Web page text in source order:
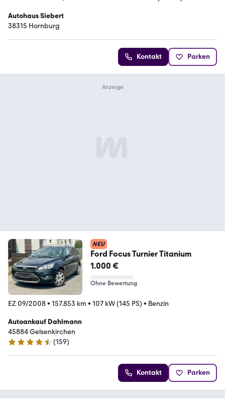
Autohaus Siebert
38315 Hornburg
Kontakt Parken
NEU
Ford Focus Turnier Titanium
1.000 €
Ohne Bewertung
EZ 09/2008• 157.853 km • 107 kW (145 PS) • Benzin
Autoankauf Dahlmann
45884 Gelsenkirchen
4.7 Sterne
(159)
Kontakt Parken